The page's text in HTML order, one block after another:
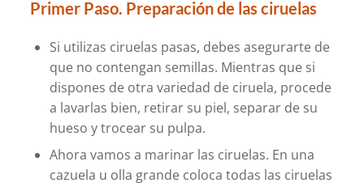
Primer Paso. Preparación de las ciruelas
Si utilizas ciruelas pasas, debes asegurarte de
que no contengan semillas. Mientras que si
dispones de otra variedad de ciruela, procede
a lavarlas bien, retirar su piel, separar de su
hueso y trocear su pulpa.
Ahora vamos a marinar las ciruelas. En una
cazuela u olla grande coloca todas las ciruelas